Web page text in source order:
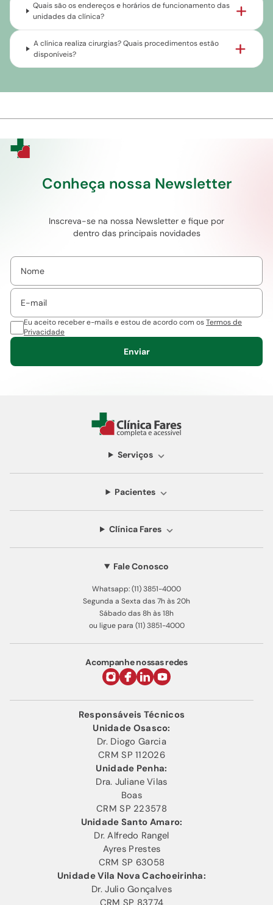
Quais são os endereços e horários de funcionamento das
unidades da clínica?
A clínica realiza cirurgias? Quais procedimentos estão
disponíveis?
Conheça nossa Newsletter
Inscreva-se na nossa Newsletter e fique por
dentro das principais novidades
Eu aceito receber e-mails e estou de acordo com osTermos de
Privacidade
Enviar
Serviços
Pacientes
Clínica Fares
Fale Conosco
Whatsapp: (11) 3851-4000
Segunda a Sexta das 7h às 20h
Sábado das 8h às 18h
ou ligue para (11) 3851-4000
Acompanhe nossas redes
Responsáveis Técnicos
Unidade Osasco:
Dr. Diogo Garcia
CRM SP 112026
Unidade Penha:
Dra. Juliane Vilas
Boas
CRM SP 223578
Unidade Santo Amaro:
Dr. Alfredo Rangel
Ayres Prestes
CRM SP 63058
Unidade Vila Nova Cachoeirinha:
Dr. Julio Gonçalves